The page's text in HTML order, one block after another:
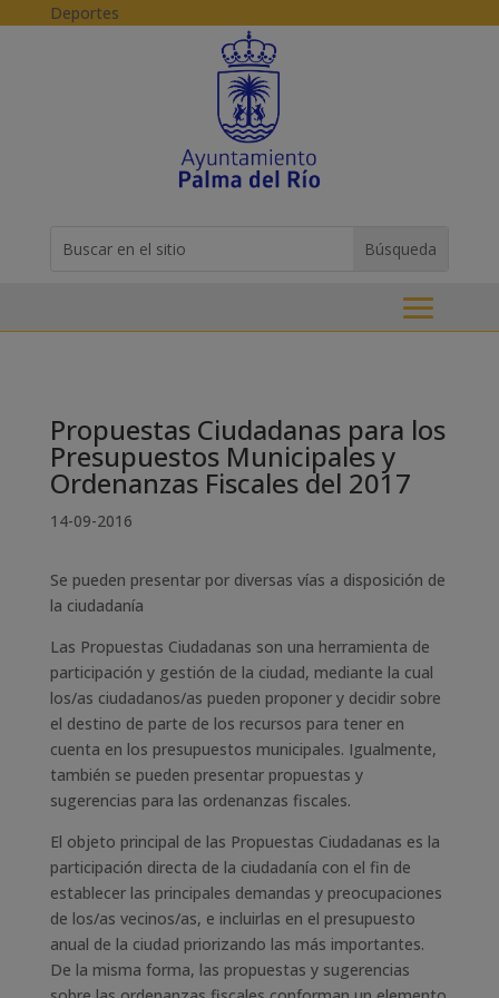
Skip to content
Deportes
for...
Propuestas Ciudadanas para los
Presupuestos Municipales y
Ordenanzas Fiscales del 2017
14-09-2016
Se pueden presentar por diversas vías a disposición de
la ciudadanía
Las Propuestas Ciudadanas son una herramienta de
participación y gestión de la ciudad, mediante la cual
los/as ciudadanos/as pueden proponer y decidir sobre
el destino de parte de los recursos para tener en
cuenta en los presupuestos municipales. Igualmente,
también se pueden presentar propuestas y
sugerencias para las ordenanzas fiscales.
El objeto principal de las Propuestas Ciudadanas es la
participación directa de la ciudadanía con el fin de
establecer las principales demandas y preocupaciones
de los/as vecinos/as, e incluirlas en el presupuesto
anual de la ciudad priorizando las más importantes.
De la misma forma, las propuestas y sugerencias